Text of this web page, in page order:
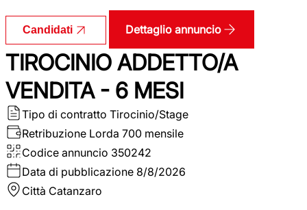
Candidati Dettaglio annuncio
TIROCINIO ADDETTO/A
VENDITA - 6 MESI
Tipo di contratto Tirocinio/Stage
Retribuzione Lorda 700 mensile
Codice annuncio 350242
Data di pubblicazione 8/8/2026
Città Catanzaro